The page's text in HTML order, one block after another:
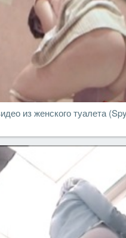
из женского туалета